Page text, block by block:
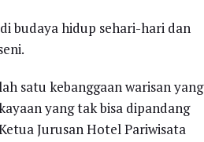
budaya hidup sehari-hari dan
satu kebanggaan warisan yang
yang tak bisa dipandang
Jurusan Hotel Pariwisata